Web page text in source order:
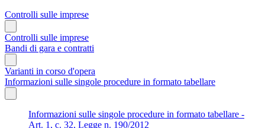
Controlli sulle imprese
Controlli sulle imprese
Bandi di gara e contratti
Varianti in corso d'opera
Informazioni sulle singole procedure in formato tabellare
Informazioni sulle singole procedure in formato tabellare -
Art. 1, c. 32, Legge n. 190/2012